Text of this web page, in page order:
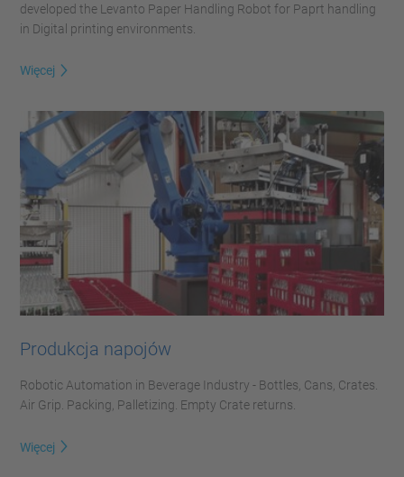
developed the Levanto Paper Handling Robot for Paprt handling
in Digital printing environments.
Więcej
Produkcja napojów
Robotic Automation in Beverage Industry - Bottles, Cans, Crates.
Air Grip. Packing, Palletizing. Empty Crate returns.
Więcej